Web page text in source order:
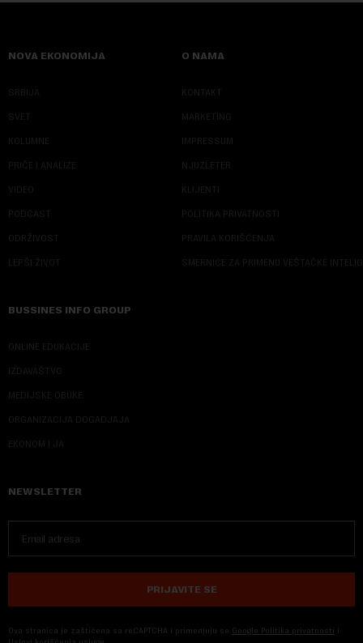
NOVA EKONOMIJA
SRBIJA
SVET
KOLUMNE
PRIČE I ANALIZE
VIDEO
PODCAST
ODRŽIVOST
LEPŠI ŽIVOT
O NAMA
KONTAKT
MARKETING
IMPRESSUM
NJUZLETER
KLIJENTI
POLITIKA PRIVATNOSTI
PRAVILA KORIŠĆENJA
SMERNICE ZA PRIMENU VEŠTAČKE
BUSSINES INFO GROUP
ONLINE EDUKACIJE
IZDAVAŠTVO
MEDIJSKE OBUKE
ORGANIZACIJA DOGADJAJA
EKONOM I JA
NEWSLETTER
PRIJAVITE SE
Ova stranica je zaštićena sa reCAPTCHA i primenjuju se Google Politika privatnosti i